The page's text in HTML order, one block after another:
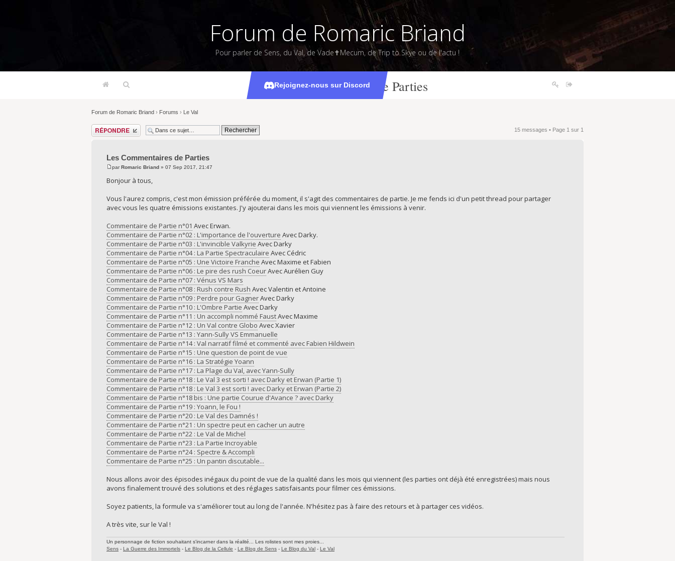
Forum de Romaric Briand
Pour parler de Sens, du Val, de Vade✝Mecum, de Trip to Skye ou de l'actu !
Rejoignez-nous sur Discord
Les Commentaires de Parties
Forum de Romaric Briand › Forums › Le Val
Répondre 15 messages • Page 1 sur 1
Les Commentaires de Parties
parRomaric Briand » 07 Sep 2017, 21:47
Bonjour à tous,
Vous l'aurez compris, c'est mon émission préférée du moment, il s'agit des commentaires de partie. Je me fends ici d'un petit thread pour partager
avec vous les quatre émissions existantes. J'y ajouterai dans les mois qui viennent les émissions à venir.
Commentaire de Partie n°01 Avec Erwan.
Commentaire de Partie n°02 : L'importance de l'ouverture Avec Darky.
Commentaire de Partie n°03 : L'invincible Valkyrie Avec Darky
Commentaire de Partie n°04 : La Partie Spectraculaire Avec Cédric
Commentaire de Partie n°05 : Une Victoire Franche Avec Maxime et Fabien
Commentaire de Partie n°06 : Le pire des rush CoeurAvec Aurélien Guy
Commentaire de Partie n°07 : Vénus VS Mars
Commentaire de Partie n°08 : Rush contre Rush Avec Valentin et Antoine
Commentaire de Partie n°09 : Perdre pour GagnerAvec Darky
Commentaire de Partie n°10 : L'Ombre Partie Avec Darky
Commentaire de Partie n°11 : Un accompli nommé FaustAvec Maxime
Commentaire de Partie n°12 : Un Val contre Globo Avec Xavier
Commentaire de Partie n°13 : Yann-Sully VS Emmanuelle
Commentaire de Partie n°14 : Val narratif filmé et commenté avec Fabien Hildwein
Commentaire de Partie n°15 : Une question de point de vue
Commentaire de Partie n°16 : La Stratégie Yoann
Commentaire de Partie n°17 : La Plage du Val, avec Yann-Sully
Commentaire de Partie n°18 : Le Val 3 est sorti ! avec Darky et Erwan (Partie 1)
Commentaire de Partie n°18 : Le Val 3 est sorti ! avec Darky et Erwan (Partie 2)
Commentaire de Partie n°18 bis : Une partie Courue d'Avance ? avec Darky
Commentaire de Partie n°19 : Yoann, le Fou !
Commentaire de Partie n°20 : Le Val des Damnés !
Commentaire de Partie n°21 : Un spectre peut en cacher un autre
Commentaire de Partie n°22 : Le Val de Michel
Commentaire de Partie n°23 : La Partie Incroyable
Commentaire de Partie n°24 : Spectre & Accompli
Commentaire de Partie n°25 : Un pantin discutable...
Nous allons avoir des épisodes inégaux du point de vue de la qualité dans les mois qui viennent (les parties ont déjà été enregistrées) mais nous
avons finalement trouvé des solutions et des réglages satisfaisants pour filmer ces émissions.
Soyez patients, la formule va s'améliorer tout au long de l'année. N'hésitez pas à faire des retours et à partager ces vidéos.
A très vite, sur le Val !
Un personnage de fiction souhaitant s'incarner dans la réalité... Les rolistes sont mes proies...
Sens - La Guerre des Immortels - Le Blog de la Cellule - Le Blog de Sens - Le Blog du Val - Le Val